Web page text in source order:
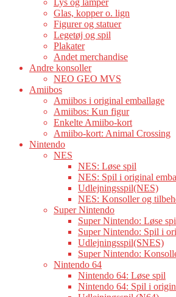
Lys og lamper
Glas, kopper o. lign
Figurer og statuer
Legetøj og spil
Plakater
Andet merchandise
Andre konsoller
NEO GEO MVS
Amiibos
Amiibos i original emballage
Amiibos: Kun figur
Enkelte Amiibo-kort
Amiibo-kort: Animal Crossing
Nintendo
NES
NES: Løse spil
NES: Spil i original
Udlejningsspil(NES)
NES: Konsoller og
Super Nintendo
Super Nintendo: Løse
Super Nintendo: Spil i
Udlejningsspil(SNES)
Super Nintendo:
Nintendo 64
Nintendo 64: Løse spil
Nintendo 64: Spil i